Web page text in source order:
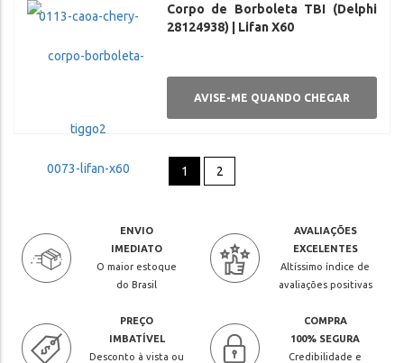
Corpo de Borboleta TBI (Delphi
28124938) | Lifan X60
AVISE-ME QUANDO CHEGAR
1 2
ENVIO
IMEDIATO
O maior estoque
do Brasil
AVALIAÇÕES
EXCELENTES
Altíssimo índice de
avaliações positivas
PREÇO
IMBATÍVEL
Desconto à vista ou
COMPRA
100% SEGURA
Credibilidade e